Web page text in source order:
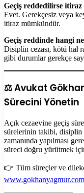
Geçiş reddedilirse
Evet. Gerekçesiz veya
itiraz mümkündür.
Geçiş reddinde hangi
Disiplin cezası, kötü hal
gibi durumlar gerekçe
⚖️ Avukat
Sürecini Yönetin
Açık cezaevine geçiş
sürelerinin takibi, disiplin
zamanında yapılması
süreci doğru yürütmek
👉 Tüm süreçler ve
www.gokhanyagmur.com